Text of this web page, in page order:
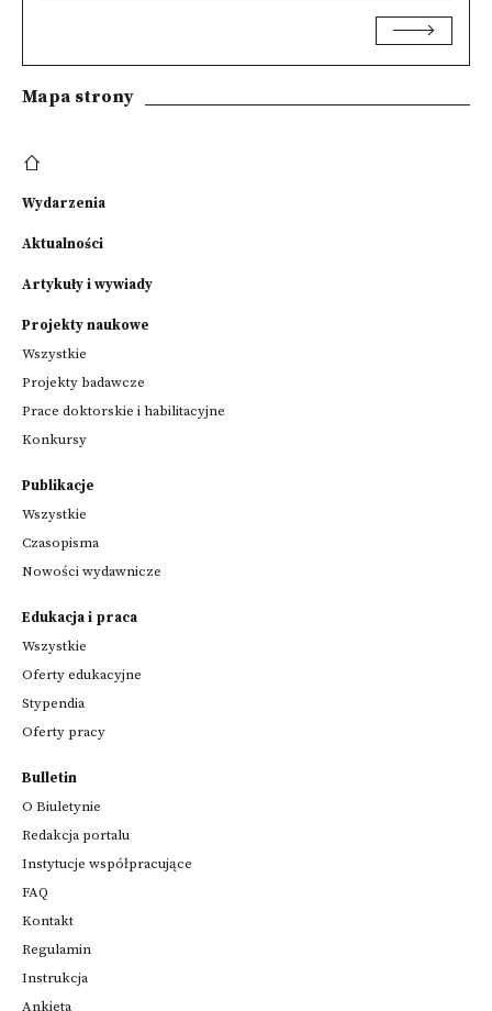
Mapa strony
Wydarzenia
Aktualności
Artykuły i wywiady
Projekty naukowe
Wszystkie
Projekty badawcze
Prace doktorskie i habilitacyjne
Konkursy
Publikacje
Wszystkie
Czasopisma
Nowości wydawnicze
Edukacja i praca
Wszystkie
Oferty edukacyjne
Stypendia
Oferty pracy
Bulletin
O Biuletynie
Redakcja portalu
Instytucje współpracujące
FAQ
Kontakt
Regulamin
Instrukcja
Ankieta